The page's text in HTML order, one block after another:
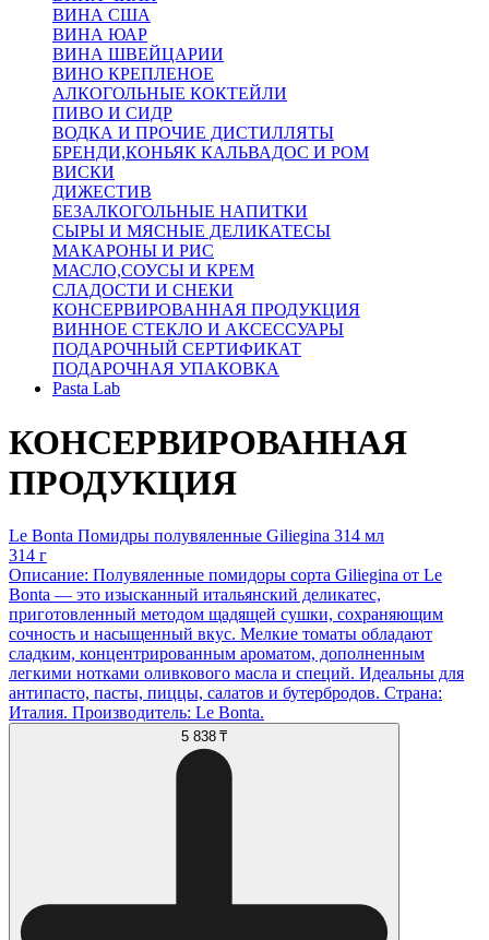
ВИНА США
ВИНА ЮАР
ВИНА ШВЕЙЦАРИИ
ВИНО КРЕПЛЕНОЕ
АЛКОГОЛЬНЫЕ КОКТЕЙЛИ
ПИВО И СИДР
ВОДКА И ПРОЧИЕ ДИСТИЛЛЯТЫ
БРЕНДИ,КОНЬЯК КАЛЬВАДОС И РОМ
ВИСКИ
ДИЖЕСТИВ
БЕЗАЛКОГОЛЬНЫЕ НАПИТКИ
СЫРЫ И МЯСНЫЕ ДЕЛИКАТЕСЫ
МАКАРОНЫ И РИС
МАСЛО,СОУСЫ И КРЕМ
СЛАДОСТИ И СНЕКИ
КОНСЕРВИРОВАННАЯ ПРОДУКЦИЯ
ВИННОЕ СТЕКЛО И АКСЕССУАРЫ
ПОДАРОЧНЫЙ СЕРТИФИКАТ
ПОДАРОЧНАЯ УПАКОВКА
Pasta Lab
КОНСЕРВИРОВАННАЯ
ПРОДУКЦИЯ
Le Bonta Помидры полувяленные Giliegina 314 мл
314 г
Описание: Полувяленные помидоры сорта Giliegina от Le
Bonta — это изысканный итальянский деликатес,
приготовленный методом щадящей сушки, сохраняющим
сочность и насыщенный вкус. Мелкие томаты обладают
сладким, концентрированным ароматом, дополненным
легкими нотками оливкового масла и специй. Идеальны для
антипасто, пасты, пиццы, салатов и бутербродов. Страна:
Италия. Производитель: Le Bonta.
5 838 ₸